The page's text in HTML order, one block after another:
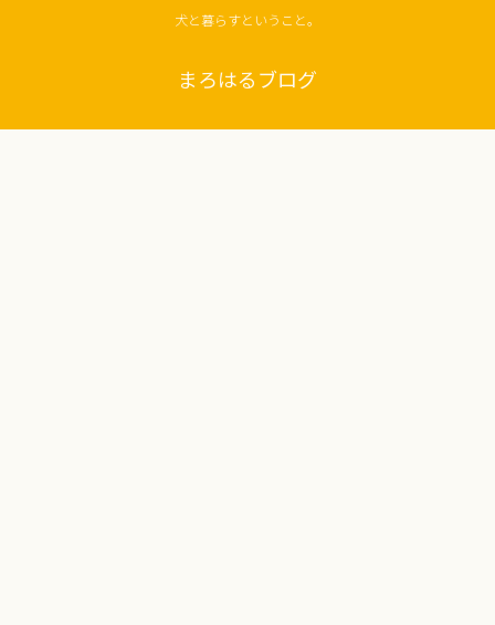
犬と暮らすということ。
まろはるブログ